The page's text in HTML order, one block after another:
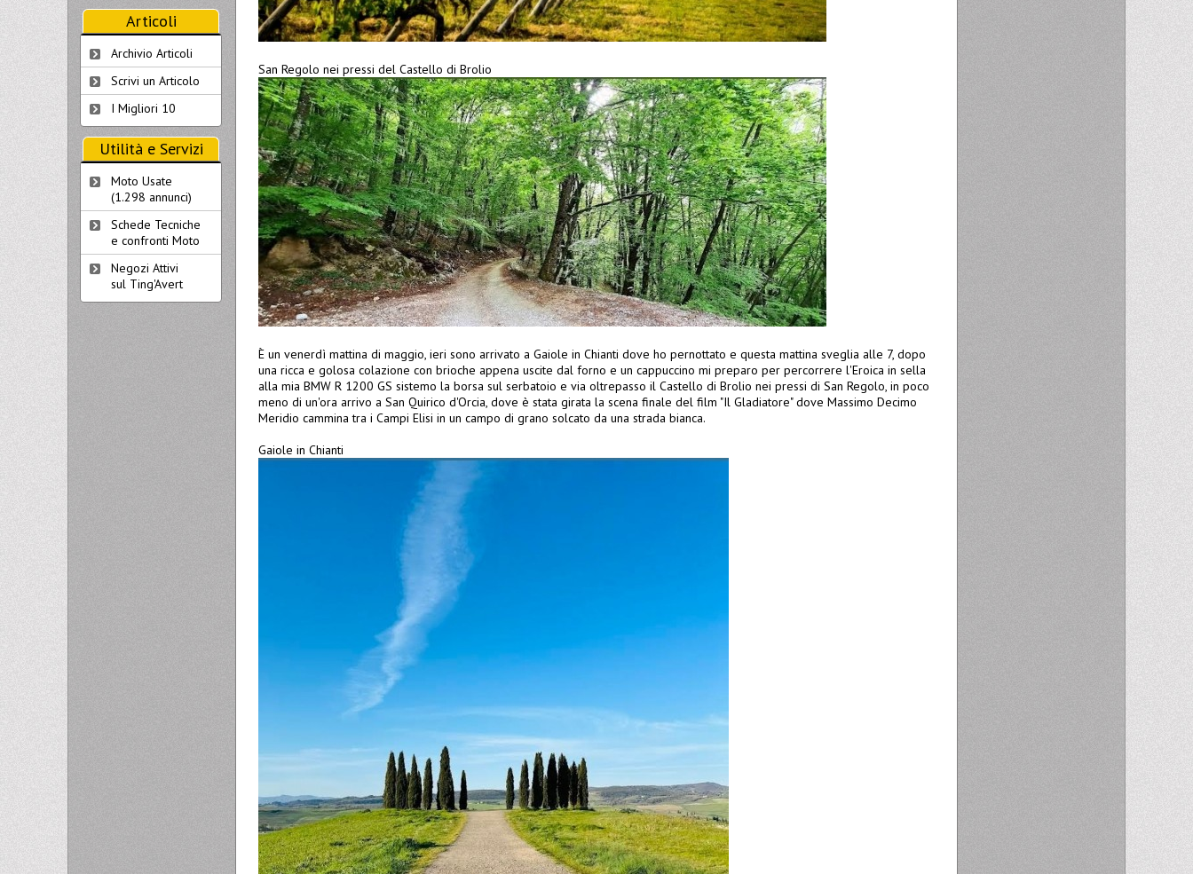
San Regolo nei pressi del Castello di Brolio
È un venerdì mattina di maggio, ieri sono arrivato a Gaiole in Chianti dove ho pernottato e questa mattina sveglia alle 7, dopo
una ricca e golosa colazione con brioche appena uscite dal forno e un cappuccino mi preparo per percorrere l'Eroica in sella
alla mia BMW R 1200 GS sistemo la borsa sul serbatoio e via oltrepasso il Castello di Brolio nei pressi di San Regolo, in poco
meno di un'ora arrivo a San Quirico d'Orcia, dove è stata girata la scena finale del film "Il Gladiatore" dove Massimo Decimo
Meridio cammina tra i Campi Elisi in un campo di grano solcato da una strada bianca.
Gaiole in Chianti
Articoli
Archivio Articoli
Scrivi un Articolo
I Migliori 10
Utilità e Servizi
Moto Usate
(1.298 annunci)
Schede Tecniche
e confronti Moto
Negozi Attivi
sul Ting'Avert